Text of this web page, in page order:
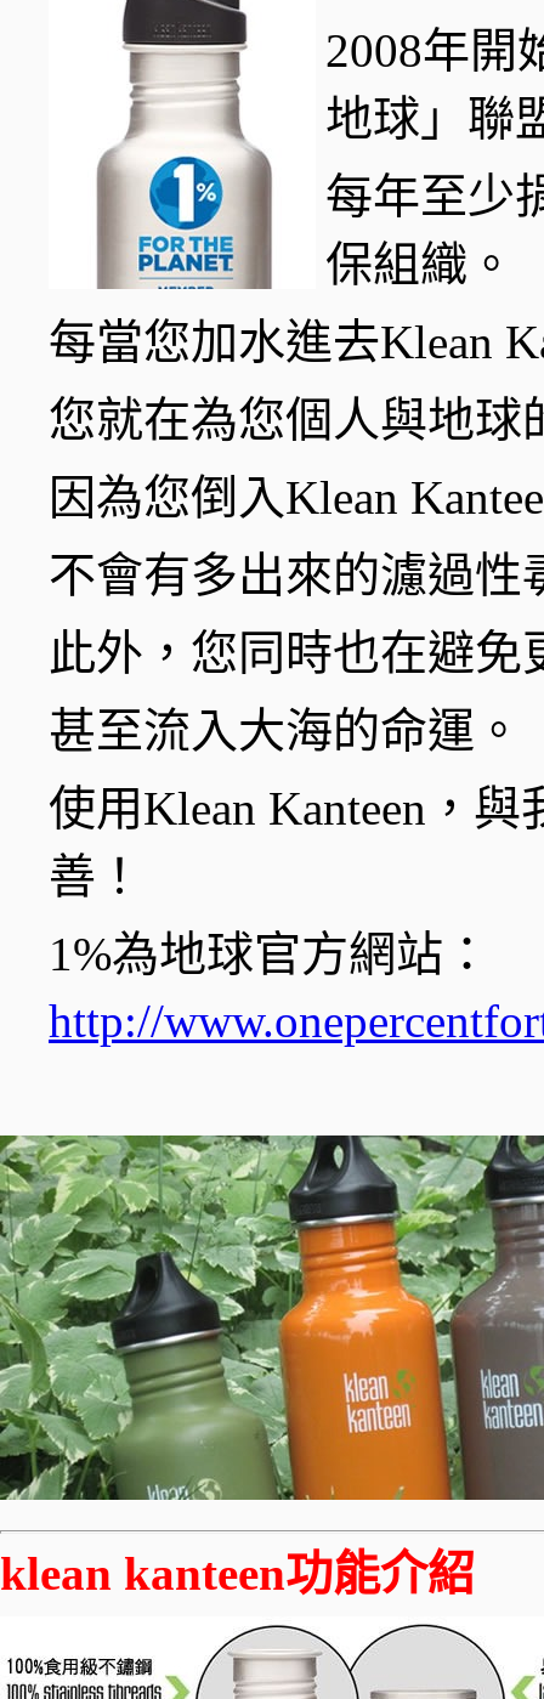
2008年開
地球」聯
每年至少
保組織。
每當您加水進去Klean
您就在為您個人與地球
因為您倒入Klean
不會有多出來的濾過性
此外，您同時也在避
甚至流入大海的命運。
使用Klean Kanteen，
善！
1%為地球官方網站：
http://
klean kanteen功能介紹